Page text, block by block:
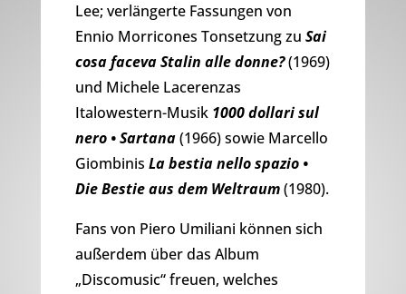
Lee; verlängerte Fassungen von
Ennio Morricones Tonsetzung zu Sai
cosa faceva Stalin alle donne?(1969)
und Michele Lacerenzas
Italowestern-Musik 1000 dollari sul
nero • Sartana(1966) sowie Marcello
Giombinis La bestia nello spazio •
Die Bestie aus dem Weltraum(1980).
Fans von Piero Umiliani können sich
außerdem über das Album
„Discomusic“ freuen, welches